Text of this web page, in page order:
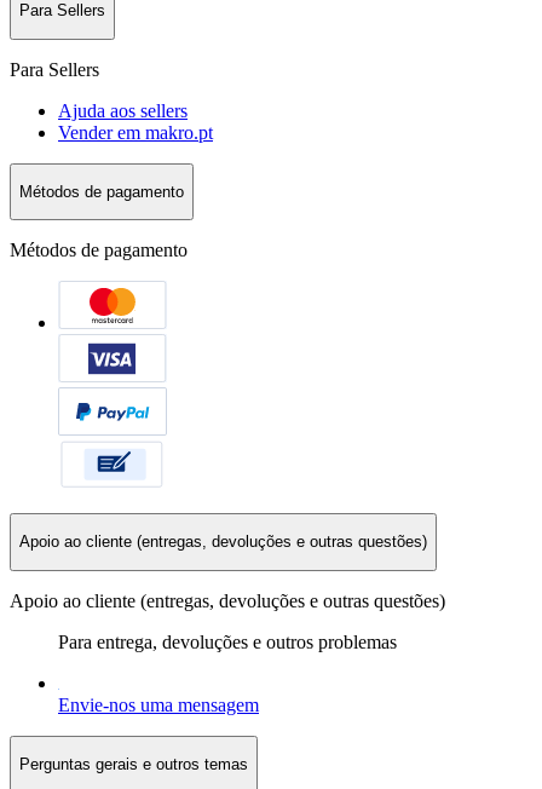
Para Sellers
Para Sellers
Ajuda aos sellers
Vender em makro.pt
Métodos de pagamento
Métodos de pagamento
Apoio ao cliente (entregas, devoluções e outras questões)
Apoio ao cliente (entregas, devoluções e outras questões)
Para entrega, devoluções e outros problemas
Envie-nos uma mensagem
Perguntas gerais e outros temas